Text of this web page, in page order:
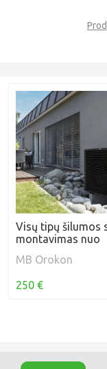
Visų tipų šilumos
montavimas nuo
MB Orokon
250 €